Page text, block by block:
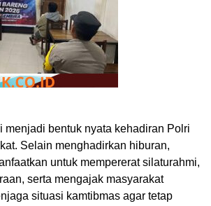
menjadi bentuk nyata kehadiran Polri
Selain menghadirkan hiburan,
untuk mempererat silaturahmi,
serta mengajak masyarakat
situasi kamtibmas agar tetap